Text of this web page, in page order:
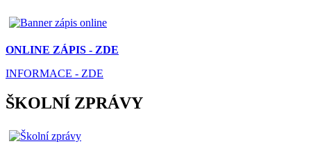
ONLINE ZÁPIS - ZDE
INFORMACE - ZDE
ŠKOLNÍ ZPRÁVY